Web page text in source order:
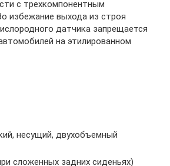
с трехкомпонентным
избежание выхода из строя
датчика запрещается
на этилированном
несущий, двухобъемный
сложенных задних сиденьях)